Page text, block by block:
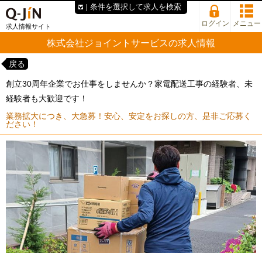
求人情報サイト ログイン メニュー
株式会社ジョイントサービスの求人情報
戻る
創立30周年企業でお仕事をしませんか？家電配送工事の経験者、未
経験者も大歓迎です！
業務拡大につき、大急募！安心、安定をお探しの方、是非ご応募く
ださい！
条件を選択して求人を検索